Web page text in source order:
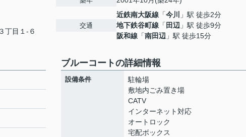
３丁目１-６
交通
近鉄南大阪線 「今川
」駅 徒歩2分
地下鉄谷町線 「 田辺 」駅 徒歩9分
阪和線 「南田辺 」駅 徒歩15分
ブルーコートの詳細情報
設備条件
駐輪場
敷地内ごみ置き場
CATV
インターネット対応
オートロック
宅配ボックス